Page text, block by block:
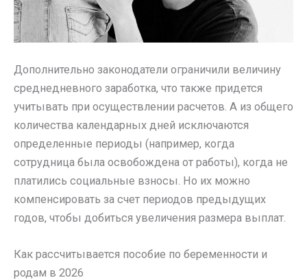
Дополнительно законодатели ограничили величину
среднедневного заработка, что также придется
учитывать при осуществлении расчетов. А из общего
количества календарных дней исключаются
определенные периоды (например, когда
сотрудница была освобождена от работы), когда не
платились социальные взносы. Но их можно
компенсировать за счет периодов предыдущих
годов, чтобы добиться увеличения размера выплат.
Как рассчитывается пособие по беременности и
родам в 2026